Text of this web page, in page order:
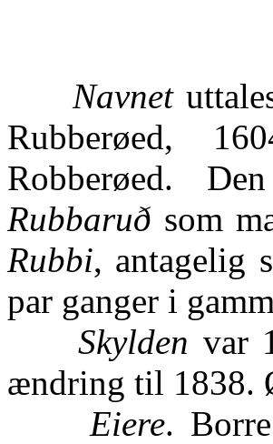
Navnet
Rubberøed,
Robberøed.
Rubbaruð som
Rubbi, antagelig
par ganger i
Skylden var
ændring til 1838.
Eiere.